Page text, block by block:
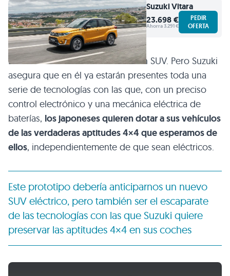
SuzukiVitara
23.698 €
Ahorra 3.291 €
PEDIR
OFERTA
El Suzuki eVX es esencialmente un SUV. Pero Suzuki
asegura que en él ya estarán presentes toda una
serie de tecnologías con las que, con un preciso
control electrónico y una mecánica eléctrica de
baterías, los japoneses quieren dotar a sus vehículos
de las verdaderas aptitudes 4×4 que esperamos de
ellos, independientemente de que sean eléctricos.
Este prototipo debería anticiparnos un nuevo
SUV eléctrico, pero también ser el escaparate
de las tecnologías con las que Suzuki quiere
preservar las aptitudes 4×4 en sus coches